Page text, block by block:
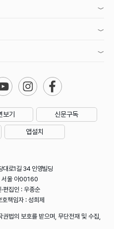
보기 신문구독
앱설치
대로1길 34 인영빌딩
울 아00160
편집인 : 우종순
책임자 : 성희제
법의 보호를 받으며, 무단전재 및 수집,